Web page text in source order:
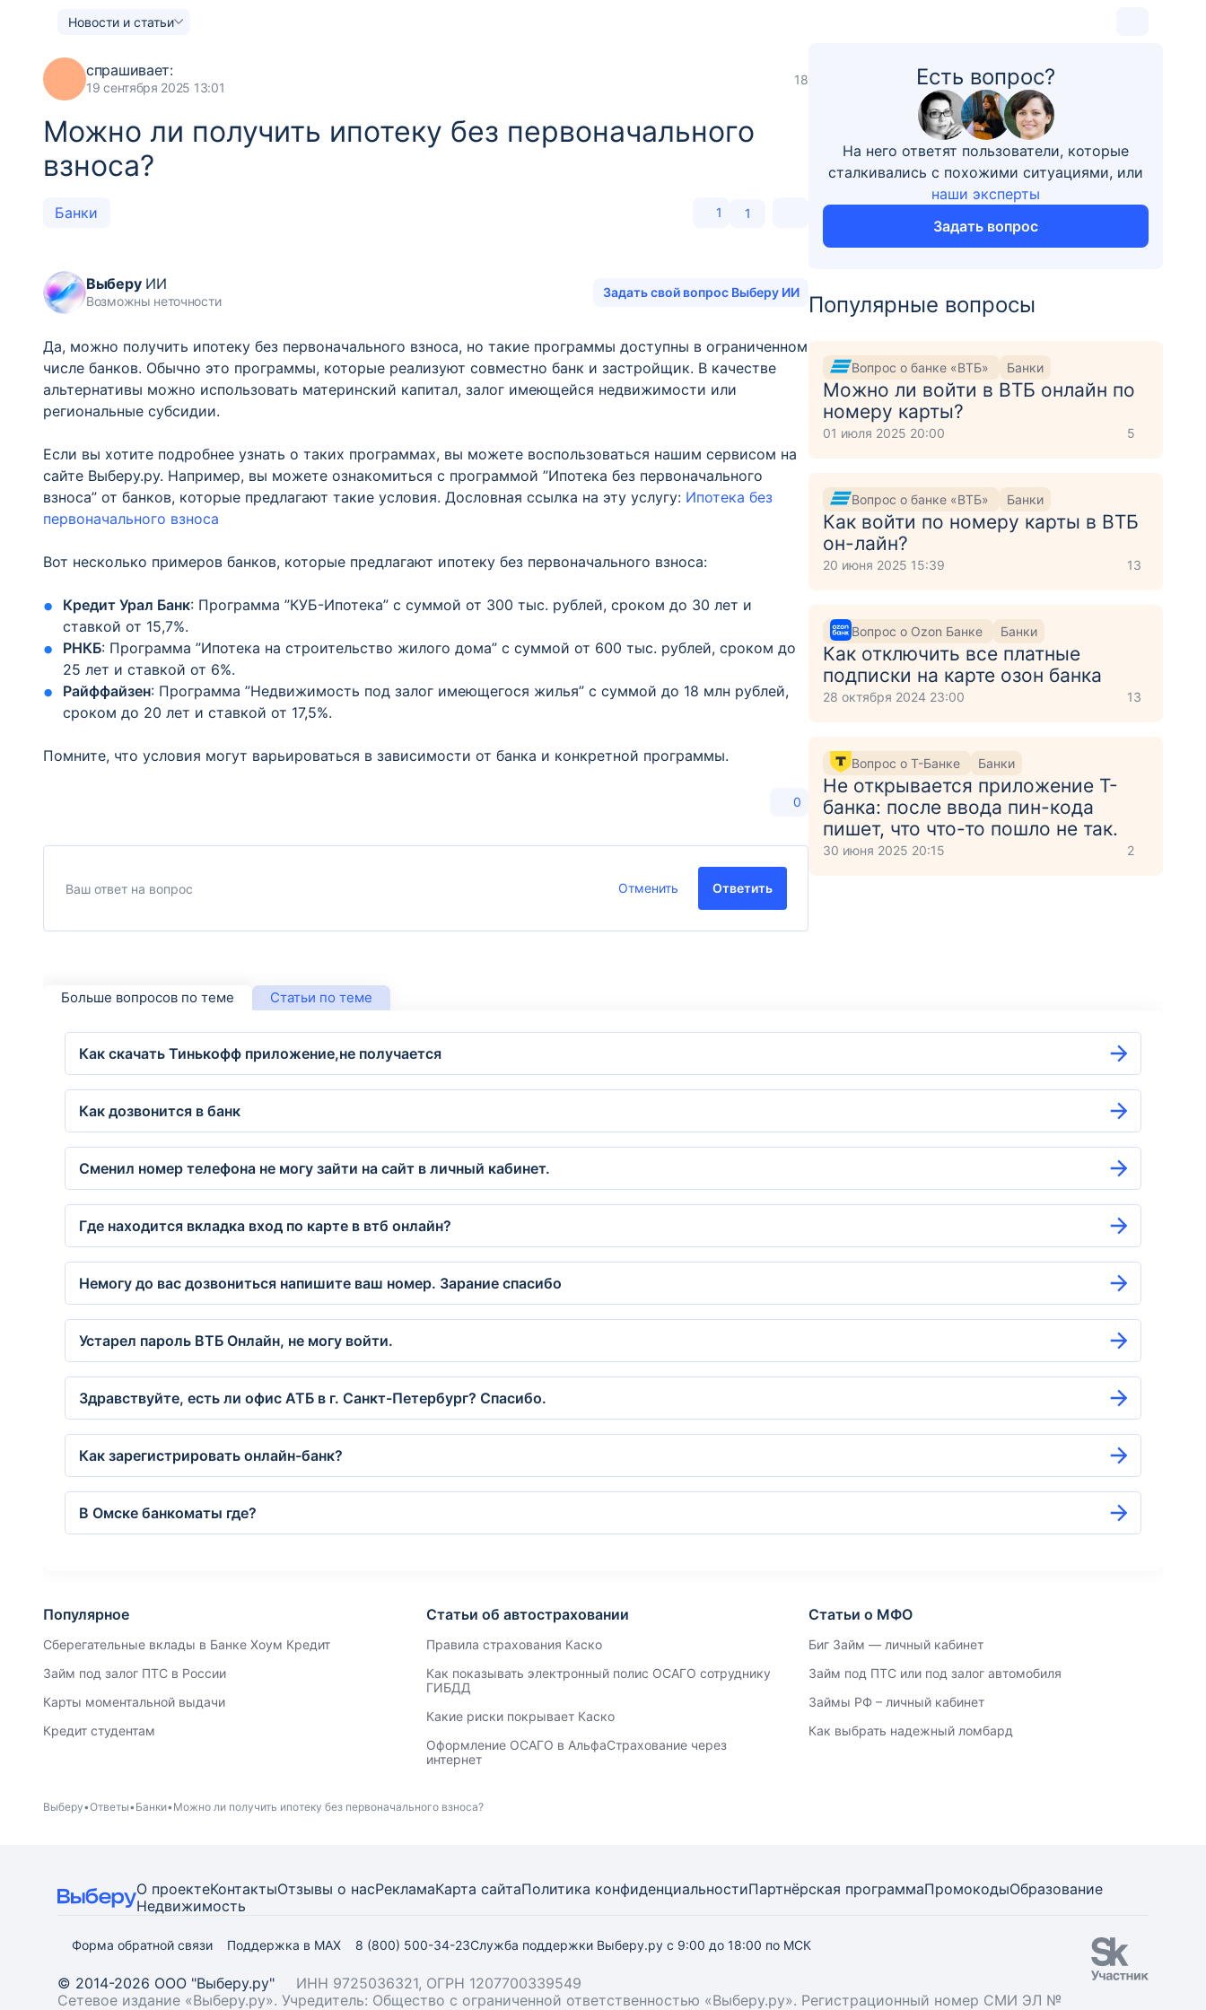
Новости и статьи
спрашивает:
19 сентября 2025 13:01
18
Можно ли получить ипотеку без первоначального
взноса?
Банки 1 1
ВыберуИИ
Возможны неточности
Задать свой вопрос Выберу ИИ
Да, можно получить ипотеку без первоначального взноса, но такие программы доступны в ограниченном
числе банков. Обычно это программы, которые реализуют совместно банк и застройщик. В качестве
альтернативы можно использовать материнский капитал, залог имеющейся недвижимости или
региональные субсидии.
Если вы хотите подробнее узнать о таких программах, вы можете воспользоваться нашим сервисом на
сайте Выберу.ру. Например, вы можете ознакомиться с программой ”Ипотека без первоначального
взноса” от банков, которые предлагают такие условия. Дословная ссылка на эту услугу: Ипотека без
первоначального взноса
Вот несколько примеров банков, которые предлагают ипотеку без первоначального взноса:
Кредит Урал Банк: Программа ”КУБ-Ипотека” с суммой от 300 тыс. рублей, сроком до 30 лет и
ставкой от 15,7%.
РНКБ: Программа ”Ипотека на строительство жилого дома” с суммой от 600 тыс. рублей, сроком до
25 лет и ставкой от 6%.
Райффайзен: Программа ”Недвижимость под залог имеющегося жилья” с суммой до 18 млн рублей,
сроком до 20 лет и ставкой от 17,5%.
Помните, что условия могут варьироваться в зависимости от банка и конкретной программы.
0
Отменить Ответить
Есть вопрос?
На него ответят пользователи, которые
сталкивались с похожими ситуациями, или
наши эксперты
Задать вопрос
Популярные вопросы
Вопрос о банке «ВТБ» Банки
Можно ли войти в ВТБ онлайн по
номеру карты?
01 июля 2025 20:00 5
Вопрос о банке «ВТБ» Банки
Как войти по номеру карты в ВТБ
он-лайн?
20 июня 2025 15:39 13
Вопрос о Ozon Банке Банки
Как отключить все платные
подписки на карте озон банка
28 октября 2024 23:00 13
Вопрос о Т-Банке Банки
Не открывается приложение Т-
банка: после ввода пин-кода
пишет, что что-то пошло не так.
30 июня 2025 20:15 2
Больше вопросов по теме Статьи по теме
Как скачать Тинькофф приложение,не получается
Как дозвонится в банк
Сменил номер телефона не могу зайти на сайт в личный кабинет.
Где находится вкладка вход по карте в втб онлайн?
Немогу до вас дозвониться напишите ваш номер. Зарание спасибо
Устарел пароль ВТБ Онлайн, не могу войти.
Здравствуйте, есть ли офис АТБ в г. Санкт-Петербург? Спасибо.
Как зарегистрировать онлайн-банк?
В Омске банкоматы где?
Популярное
Сберегательные вклады в Банке Хоум Кредит
Займ под залог ПТС в России
Карты моментальной выдачи
Кредит студентам
Статьи об автостраховании
Правила страхования Каско
Как показывать электронный полис ОСАГО сотруднику
ГИБДД
Какие риски покрывает Каско
Оформление ОСАГО в АльфаСтрахование через
интернет
Статьи о МФО
Биг Займ — личный кабинет
Займ под ПТС или под залог автомобиля
Займы РФ – личный кабинет
Как выбрать надежный ломбард
Выберу Ответы Банки Можно ли получить ипотеку без первоначального взноса?
О проектеКонтактыОтзывы о насРекламаКарта сайтаПолитика конфиденциальностиПартнёрская программаПромокодыОбразование
Недвижимость
Форма обратной связи Поддержка в MAX 8 (800) 500-34-23Служба поддержки Выберу.ру с 9:00 до 18:00 по МСК
© 2014-2026 ООО "Выберу.ру"
ИНН 9725036321, ОГРН 1207700339549
Сетевое издание «Выберу.ру». Учредитель: Общество с ограниченной ответственностью «Выберу.ру». Регистрационный номер СМИ ЭЛ №